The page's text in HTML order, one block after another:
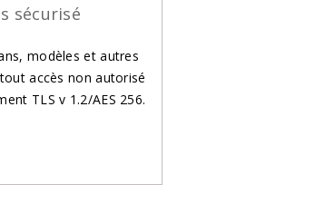
sécurisé
modèles et autres
accès non autorisé
TLS v 1.2/AES 256.